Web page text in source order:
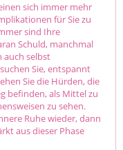
sich immer mehr
für Sie zu
sind Ihre
Schuld, manchmal
auch selbst
Sie, entspannt
Sie die Hürden, die
befinden, als Mittel zu
zu sehen.
Ruhe wieder, dann
aus dieser Phase